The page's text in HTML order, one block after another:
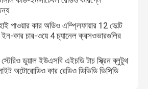
পাওয়ার কার অডিও এম্প্লিফায়ার 12 ভোল্ট
ইন-কার চার-ওয়ে 4 চ্যানেল ক্রসওভারগুলির
স্টেরিও ডুয়াল ইউএসবি এইচডি টাচ স্ক্রিন ব্লুটুথ
অটোরোডিও কার রেডিও ডিভিডি ভিসিডি